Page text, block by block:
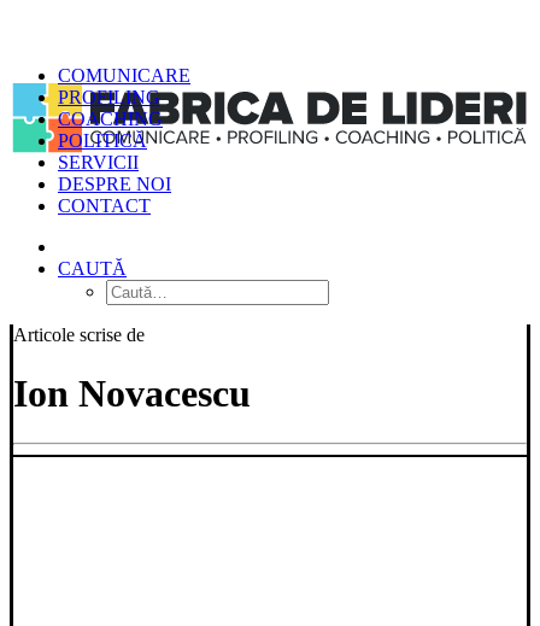
COMUNICARE
PROFILING
COACHING
POLITICĂ
SERVICII
DESPRE NOI
CONTACT
CAUTĂ
Articole scrise de
Ion Novacescu